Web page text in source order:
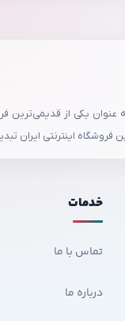
فروشگاه اینترنتی ایران
خدمات
تماس با ما
درباره ما